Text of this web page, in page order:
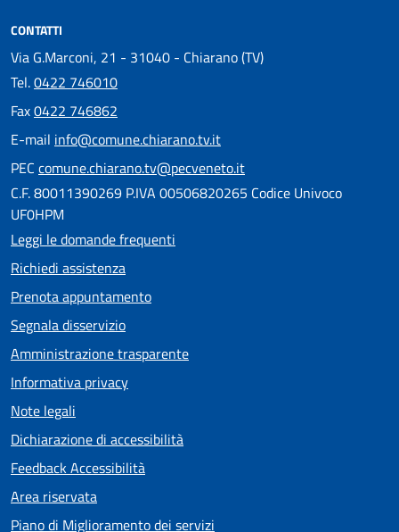
CONTATTI
Via G.Marconi, 21 - 31040 - Chiarano (TV)
Tel.0422 746010
Fax0422 746862
E-mail info@comune.chiarano.tv.it
PEC comune.chiarano.tv@pecveneto.it
C.F. 80011390269 P.IVA 00506820265 Codice Univoco
UF0HPM
Leggi le domande frequenti
Richiedi assistenza
Prenota appuntamento
Segnala disservizio
Amministrazione trasparente
Informativa privacy
Note legali
Dichiarazione di accessibilità
Feedback Accessibilità
Area riservata
Piano di Miglioramento dei servizi